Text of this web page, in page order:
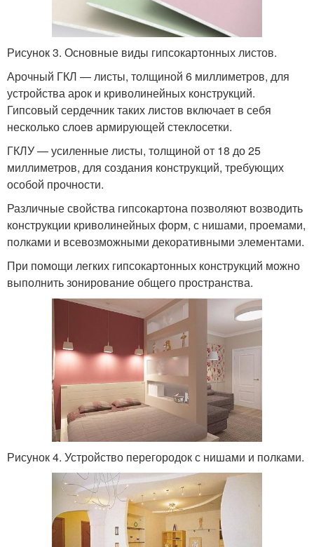
Рисунок 3. Основные виды гипсокартонных листов.
Арочный ГКЛ — листы, толщиной 6 миллиметров, для
устройства арок и криволинейных конструкций.
Гипсовый сердечник таких листов включает в себя
несколько слоев армирующей стеклосетки.
ГКЛУ — усиленные листы, толщиной от 18 до 25
миллиметров, для создания конструкций, требующих
особой прочности.
Различные свойства гипсокартона позволяют возводить
конструкции криволинейных форм, с нишами, проемами,
полками и всевозможными декоративными элементами.
При помощи легких гипсокартонных конструкций можно
выполнить зонирование общего пространства.
Рисунок 4. Устройство перегородок с нишами и полками.